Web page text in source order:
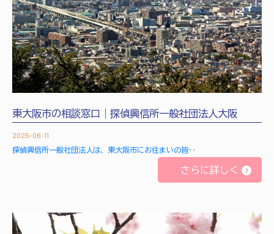
東大阪市の相談窓口｜探偵興信所一般社団法人大阪
2025-06-11
探偵興信所一般社団法人は、東大阪市にお住まいの皆‥
さらに詳しく